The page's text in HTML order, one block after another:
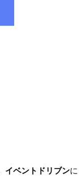
イベントドリブンに